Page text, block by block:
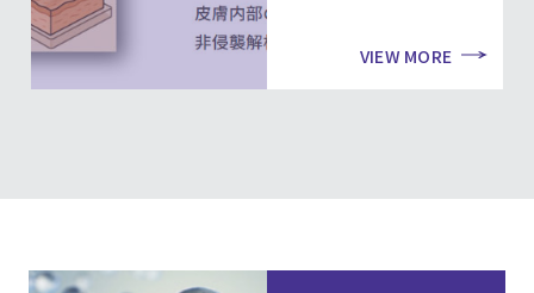
VIEW MORE